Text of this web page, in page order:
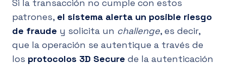
Si la transacción no cumple con estos
patrones, el sistema alerta un posible riesgo
de fraude y solicita un challenge, es decir,
que la operación se autentique a través de
los protocolos 3D Secure de la autenticación